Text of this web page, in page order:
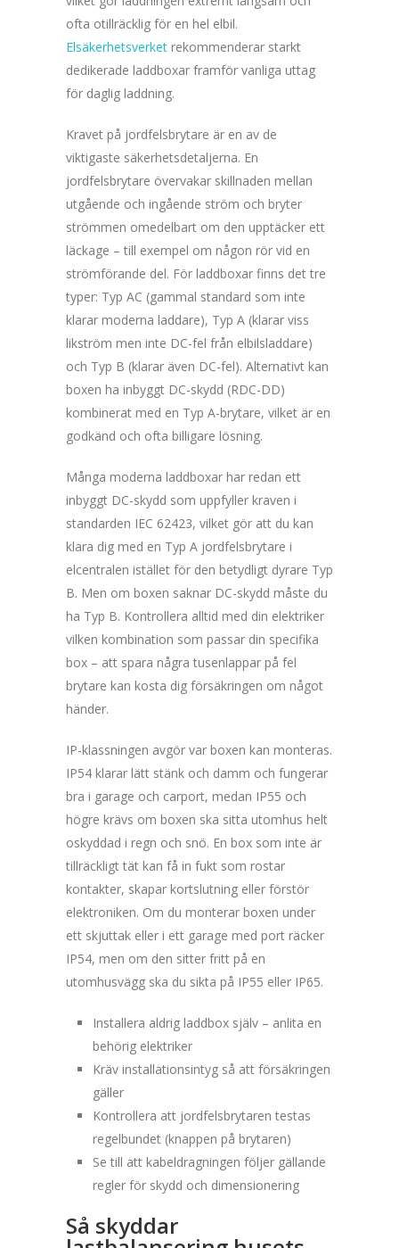
ofta otillräcklig för en hel elbil.
Elsäkerhetsverket rekommenderar starkt
dedikerade laddboxar framför vanliga uttag
för daglig laddning.
Kravet på jordfelsbrytare är en av de
viktigaste säkerhetsdetaljerna. En
jordfelsbrytare övervakar skillnaden mellan
utgående och ingående ström och bryter
strömmen omedelbart om den upptäcker ett
läckage – till exempel om någon rör vid en
strömförande del. För laddboxar finns det tre
typer: Typ AC (gammal standard som inte
klarar moderna laddare), Typ A (klarar viss
likström men inte DC-fel från elbilsladdare)
och Typ B (klarar även DC-fel). Alternativt kan
boxen ha inbyggt DC-skydd (RDC-DD)
kombinerat med en Typ A-brytare, vilket är en
godkänd och ofta billigare lösning.
Många moderna laddboxar har redan ett
inbyggt DC-skydd som uppfyller kraven i
standarden IEC 62423, vilket gör att du kan
klara dig med en Typ A jordfelsbrytare i
elcentralen istället för den betydligt dyrare Typ
B. Men om boxen saknar DC-skydd måste du
ha Typ B. Kontrollera alltid med din elektriker
vilken kombination som passar din specifika
box – att spara några tusenlappar på fel
brytare kan kosta dig försäkringen om något
händer.
IP-klassningen avgör var boxen kan monteras.
IP54 klarar lätt stänk och damm och fungerar
bra i garage och carport, medan IP55 och
högre krävs om boxen ska sitta utomhus helt
oskyddad i regn och snö. En box som inte är
tillräckligt tät kan få in fukt som rostar
kontakter, skapar kortslutning eller förstör
elektroniken. Om du monterar boxen under
ett skjuttak eller i ett garage med port räcker
IP54, men om den sitter fritt på en
utomhusvägg ska du sikta på IP55 eller IP65.
Installera aldrig laddbox själv – anlita en
behörig elektriker
Kräv installationsintyg så att försäkringen
gäller
Kontrollera att jordfelsbrytaren testas
regelbundet (knappen på brytaren)
Se till att kabeldragningen följer gällande
regler för skydd och dimensionering
Så skyddar